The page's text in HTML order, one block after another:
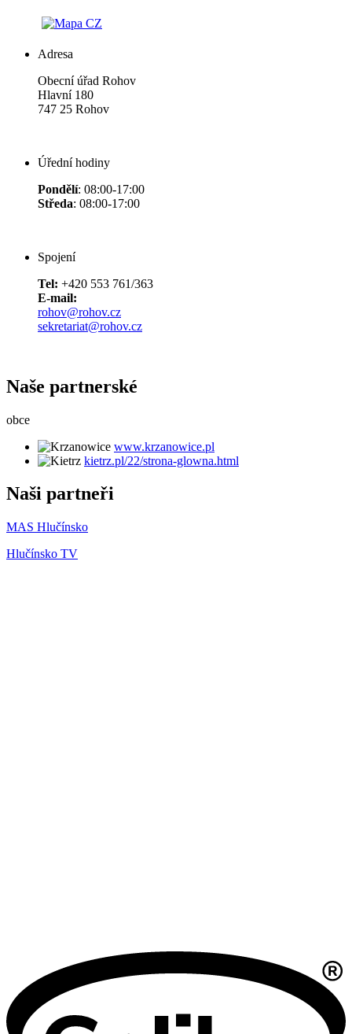
Adresa
Obecní úřad Rohov
Hlavní 180
747 25 Rohov
Úřední hodiny
Pondělí: 08:00-17:00
Středa: 08:00-17:00
Spojení
Tel: +420 553 761/363
E-mail:
rohov@rohov.cz
sekretariat@rohov.cz
Naše partnerské
obce
www.krzanowice.pl
kietrz.pl/22/strona-glowna.html
Naši partneři
MAS Hlučínsko
Hlučínsko TV